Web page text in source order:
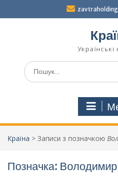
Шукати:
Країна > Записи з позначкою
Позначка: Володимир